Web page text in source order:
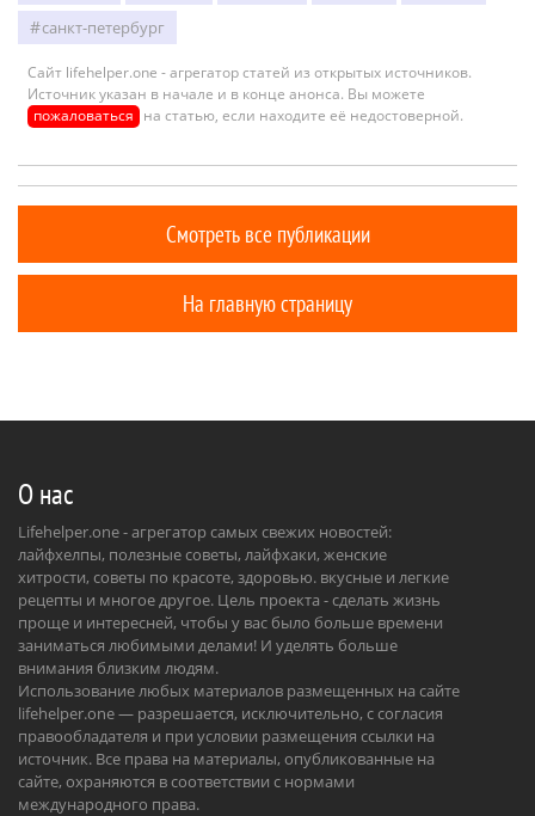
санкт-петербург
Сайт lifehelper.one - агрегатор статей из открытых источников.
Источник указан в начале и в конце анонса. Вы можете
пожаловаться на статью, если находите её недостоверной.
Смотреть все публикации
На главную страницу
О нас
Lifehelper.one - агрегатор самых свежих новостей:
лайфхелпы, полезные советы, лайфхаки, женские
хитрости, советы по красоте, здоровью. вкусные и легкие
рецепты и многое другое. Цель проекта - сделать жизнь
проще и интересней, чтобы у вас было больше времени
заниматься любимыми делами! И уделять больше
внимания близким людям.
Использование любых материалов размещенных на сайте
lifehelper.one — разрешается, исключительно, с согласия
правообладателя и при условии размещения ссылки на
источник. Все права на материалы, опубликованные на
сайте, охраняются в соответствии с нормами
международного права.